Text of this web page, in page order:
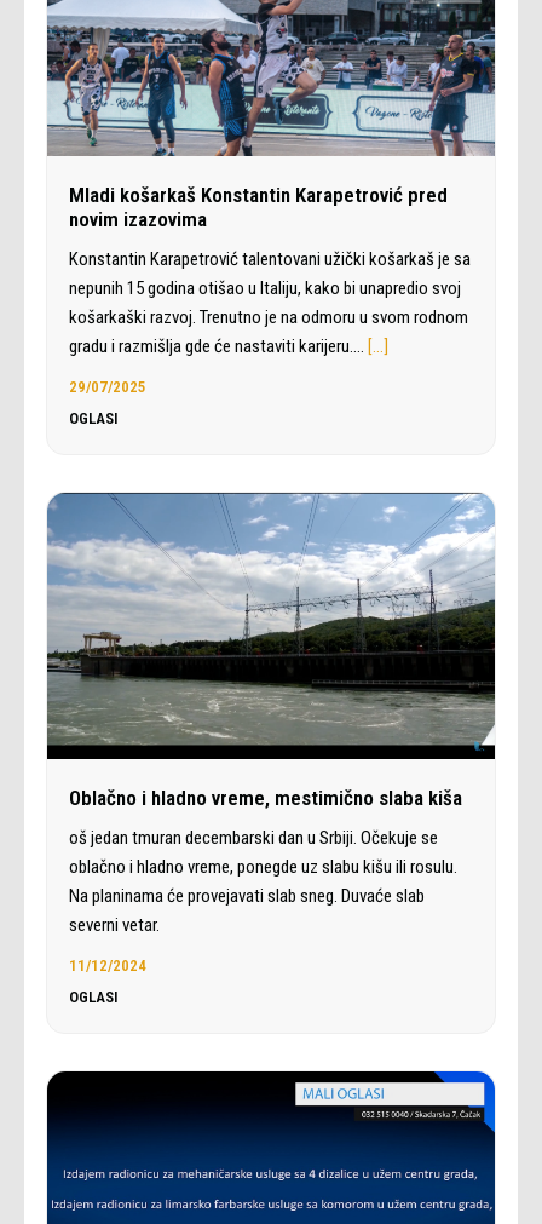
Mladi košarkaš Konstantin Karapetrović pred
novim izazovima
Konstantin Karapetrović talentovani užički košarkaš je sa
nepunih 15 godina otišao u Italiju, kako bi unapredio svoj
košarkaški razvoj. Trenutno je na odmoru u svom rodnom
gradu i razmišlja gde će nastaviti karijeru.… […]
29/07/2025
OGLASI
Oblačno i hladno vreme, mestimično slaba kiša
oš jedan tmuran decembarski dan u Srbiji. Očekuje se
oblačno i hladno vreme, ponegde uz slabu kišu ili rosulu.
Na planinama će provejavati slab sneg. Duvaće slab
severni vetar.
11/12/2024
OGLASI